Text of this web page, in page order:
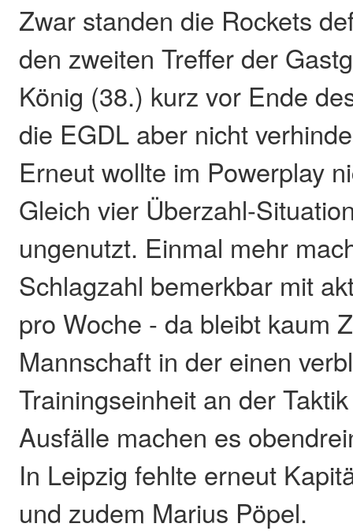
Zwar standen die Rockets
den zweiten Treffer der
König (38.) kurz vor Ende
die EGDL aber nicht
Erneut wollte im Powerplay
Gleich vier Überzahl-
ungenutzt. Einmal mehr
Schlagzahl bemerkbar mit
pro Woche - da bleibt kaum
Mannschaft in der einen
Trainingseinheit an der
Ausfälle machen es
In Leipzig fehlte erneut
und zudem Marius Pöpel.